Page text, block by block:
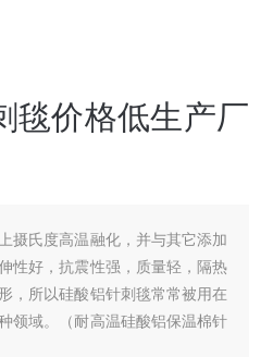
毯价格低生产厂
摄氏度高温融化，并与其它添加
性好，抗震性强，质量轻，隔热
，所以硅酸铝针刺毯常常被用在
领域。（耐高温硅酸铝保温棉针